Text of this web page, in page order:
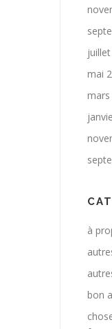
mai
mars
à
bon